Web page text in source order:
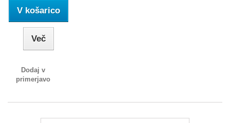
V košarico
Več
Dodaj v
primerjavo